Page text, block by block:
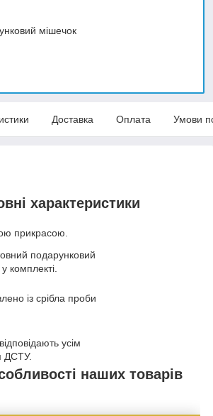
мішечок
Доставка Оплата Умови
характеристики
прикрасою.
подарунковий
комплекті.
із срібла проби
усім
ДСТУ.
наших товарів